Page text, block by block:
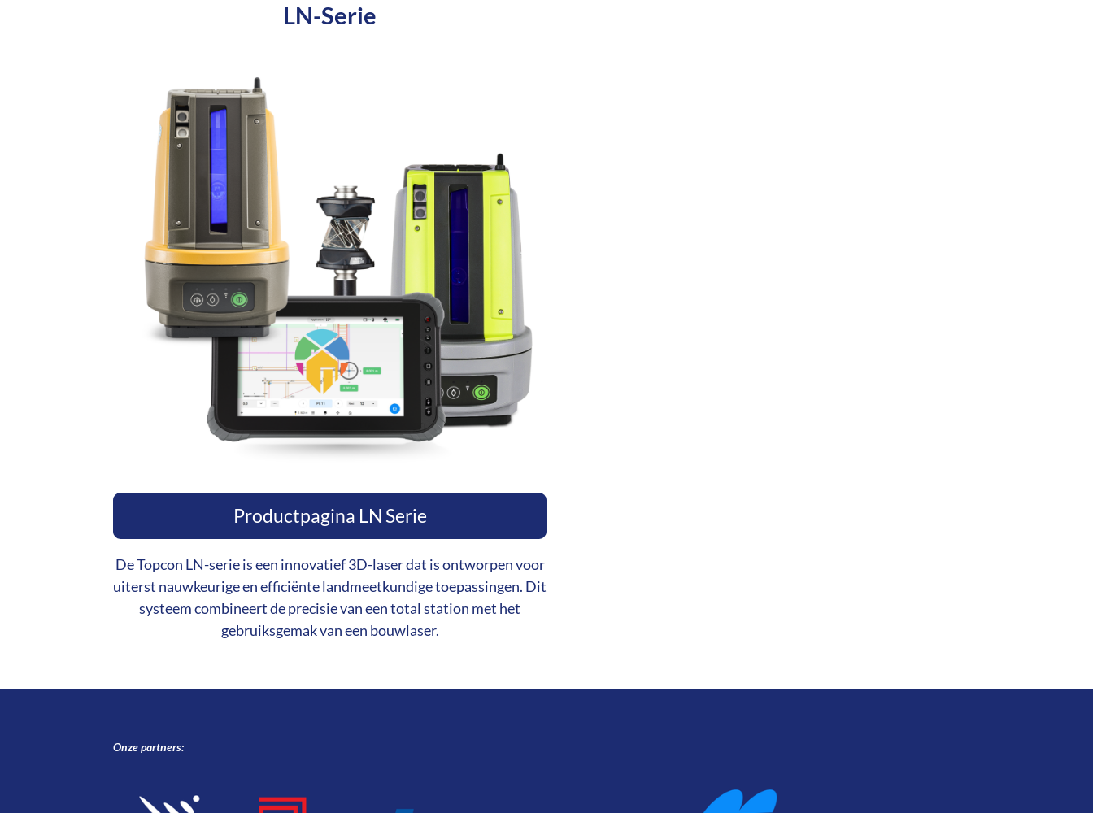
LN-Serie
Productpagina LN Serie
De Topcon LN-serie is een innovatief 3D-laser dat is ontworpen voor
uiterst nauwkeurige en efficiënte landmeetkundige toepassingen. Dit
systeem combineert de precisie van een total station met het
gebruiksgemak van een bouwlaser.
Onze partners: